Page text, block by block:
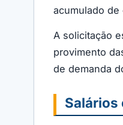
acumulado
A solicitação
provimento
de demanda
Salários